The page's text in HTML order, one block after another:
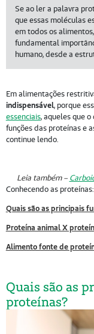
Se ao ler a palavra
que essas moléculas
em todos os
fundamental
humano, desde a
Em alimentações
indispensável, porque
essenciais, aqueles que
funções das proteínas e
continue lendo.
Leia também –
Conhecendo as proteínas:
Quais são as principais
Proteína animal X
Alimento fonte de
Quais são as
proteínas?